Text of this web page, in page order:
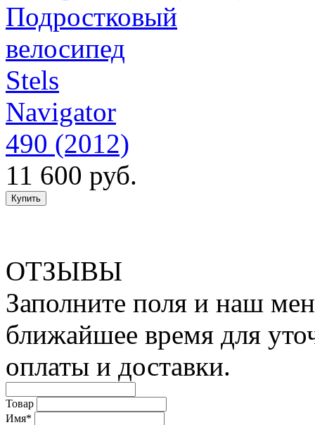
Подростковый
велосипед
Stels
Navigator
490 (2012)
11 600 руб.
ОТЗЫВЫ
Заполните поля и наш
ближайшее время для
оплаты и доставки.
Товар
Имя*